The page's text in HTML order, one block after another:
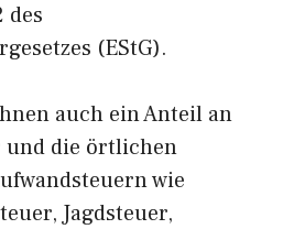
des
(EStG).
auch ein Anteil an
und die örtlichen
wie
Jagdsteuer,